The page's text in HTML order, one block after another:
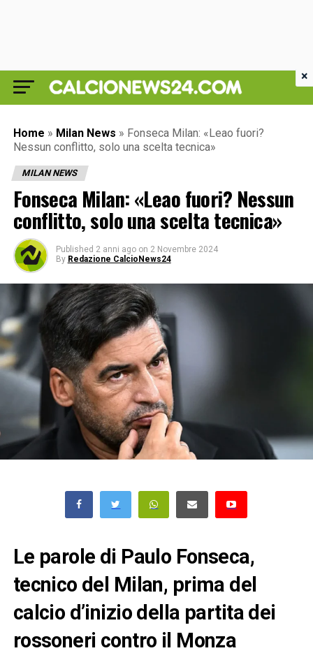
Home » Milan News » Fonseca Milan: «Leao fuori?
Nessun conflitto, solo una scelta tecnica»
MILAN NEWS
Fonseca Milan: «Leao fuori? Nessun
conflitto, solo una scelta tecnica»
Published 2 anni ago on 2 Novembre 2024
By Redazione CalcioNews24
Le parole di Paulo Fonseca,
tecnico del Milan, prima del
calcio d’inizio della partita dei
rossoneri contro il Monza
×